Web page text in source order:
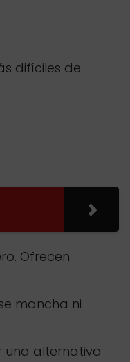
difíciles de
Ofrecen
mancha ni
una alternativa